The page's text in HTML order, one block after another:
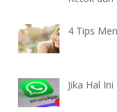
4 Tips
Jika Hal